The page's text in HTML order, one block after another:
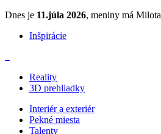
Dnes je 11.júla 2026, meniny má Milota
Inšpirácie
Reality
3D prehliadky
Interiér a exteriér
Pekné miesta
Talenty